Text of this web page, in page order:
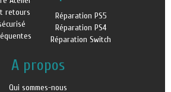
retours
Réparation PS5
Réparation PS4
Réparation Switch
A propos
Qui sommes-nous